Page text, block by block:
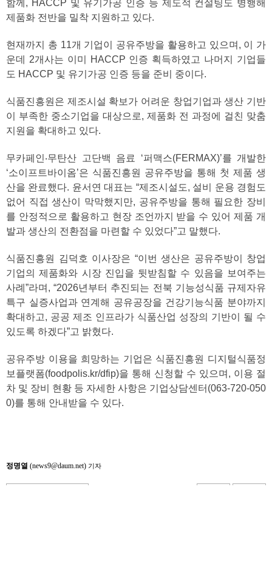
함께, HACCP 및 유기가공 인증 등 제도적 컨설팅도 병행해
제품화 전반을 밀착 지원하고 있다.
현재까지 총 11개 기업이 공유주방을 활용하고 있으며, 이 가
운데 2개사는 이미 HACCP 인증 획득하였고 나머지 기업들
도 HACCP 및 유기가공 인증 등을 준비 중이다.
식품진흥원은 제조시설 확보가 어려운 창업기업과 생산 기반
이 부족한 중소기업을 대상으로, 제품화 전 과정에 걸친 맞춤
지원을 확대하고 있다.
무카페인‧무탄산 고단백 음료 ‘퍼맥스(FERMAX)’를 개발한
‘소이프트바이옴’은 식품진흥원 공유주방을 통해 첫 제품 생
산을 완료했다. 윤서연 대표는 “제조시설도, 설비 운용 경험도
없어 직접 생산이 막막했지만, 공유주방을 통해 필요한 장비
를 안정적으로 활용하고 현장 조언까지 받을 수 있어 제품 개
발과 생산의 전환점을 마련할 수 있었다”고 말했다.
식품진흥원 김덕호 이사장은 “이번 생산은 공유주방이 창업
기업의 제품화와 시장 진입을 뒷받침할 수 있음을 보여주는
사례”라며, “2026년부터 추진되는 전북 기능성식품 규제자유
특구 실증사업과 연계해 공유공장을 건강기능식품 분야까지
확대하고, 공공 제조 인프라가 식품산업 성장의 기반이 될 수
있도록 하겠다”고 밝혔다.
공유주방 이용을 희망하는 기업은 식품진흥원 디지털식품정
보플랫폼(foodpolis.kr/dfip)을 통해 신청할 수 있으며, 이용 절
차 및 장비 현황 등 자세한 사항은 기업상담센터(063-720-050
0)를 통해 안내받을 수 있다.
정명열 (news9@daum.net) 기자